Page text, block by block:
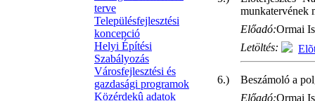
terve
Településfejlesztési
koncepció
Helyi Építési
Szabályozás
Városfejlesztési és
gazdasági programok
Közérdekû adatok
munkatervének
Előadó:Ormai
Letöltés:
6.)
Beszámoló a
Előadó:Ormai